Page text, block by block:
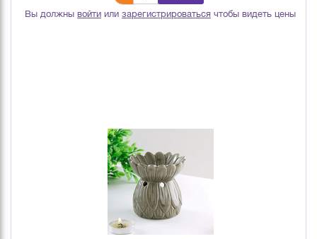
Вы должны войти или зарегистрироваться чтобы видеть цены